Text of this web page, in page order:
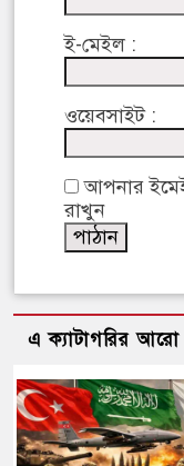
ই-মেইল :
ওয়েবসাইট :
আপনার
রাখুন
এ ক্যাটাগরির